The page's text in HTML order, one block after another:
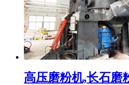
高压磨粉机,长石磨